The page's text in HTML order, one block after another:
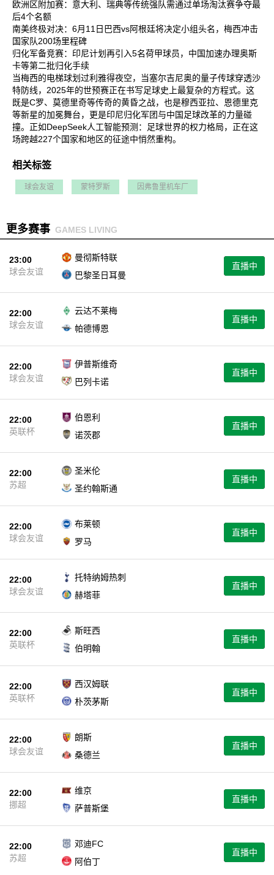
欧洲区附加赛‌：意大利、瑞典等传统强队需通过单场淘汰赛争夺最
后4个名额‌
南美终极对决‌：6月11日巴西vs阿根廷将决定小组头名，梅西冲击
国家队200场里程碑‌
归化军备竞赛‌：印尼计划再引入5名荷甲球员，中国加速办理奥斯
卡等第二批归化手续‌
当梅西的电梯球划过利雅得夜空，当塞尔吉尼奥的量子传球穿透沙
特防线，2025年的世预赛正在书写足球史上最复杂的方程式。这
既是C罗、莫德里奇等传奇的黄昏之战，也是穆西亚拉、恩德里克
等新星的加冕舞台，更是印尼归化军团与中国足球改革的力量碰
撞。正如DeepSeek人工智能预测：足球世界的权力格局，正在这
场跨越227个国家和地区的征途中悄然重构‌。
相关标签
球会友谊 蒙特罗斯 因弗鲁里机车厂
更多赛事 GAMES LIVING
23:00
球会友谊
曼彻斯特联
巴黎圣日耳曼
直播中
22:00
球会友谊
云达不莱梅
帕德博恩
直播中
22:00
球会友谊
伊普斯维奇
巴列卡诺
直播中
22:00
英联杯
伯恩利
诺茨郡
直播中
22:00
苏超
圣米伦
圣约翰斯通
直播中
22:00
球会友谊
布莱顿
罗马
直播中
22:00
球会友谊
托特纳姆热刺
赫塔菲
直播中
22:00
英联杯
斯旺西
伯明翰
直播中
22:00
英联杯
西汉姆联
朴茨茅斯
直播中
22:00
球会友谊
朗斯
桑德兰
直播中
22:00
挪超
维京
萨普斯堡
直播中
22:00
苏超
邓迪FC
阿伯丁
直播中